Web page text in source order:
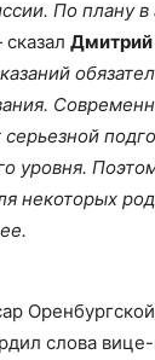
По плану в
Дмитрий
уровня.
некоторых
слова